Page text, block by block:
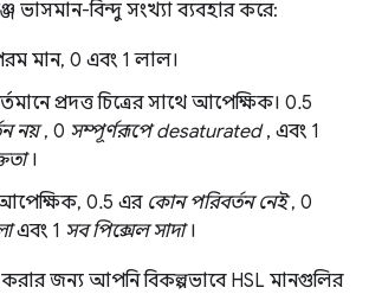
ভাসমান-বিন্দু সংখ্যা ব্যবহার করে:
মান, 0 এবং 1 লাল।
প্রদত্ত চিত্রের সাথে আপেক্ষিক। 0.5
নয়, 0 সম্পূর্ণরূপে desaturated, এবং 1
।
0.5 এর কোন পরিবর্তন নেই, 0
এবং 1 সব পিক্সেল সাদা।
জন্য আপনি বিকল্পভাবে HSL মানগুলির